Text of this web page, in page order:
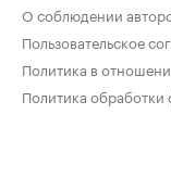
О соблюдении
Пользовательское
Политика в
Политика